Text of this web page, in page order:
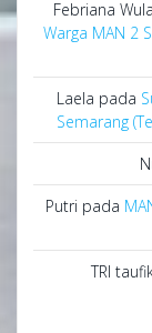
Febriana
Warga MAN 2
Laela pada
Semarang
Putri pada
TRI